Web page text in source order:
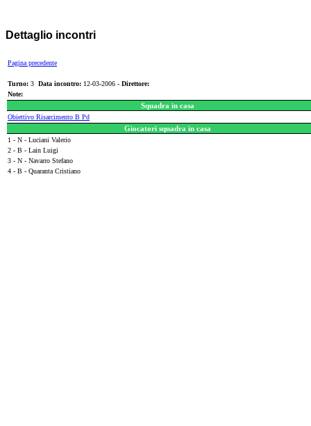
Dettaglio incontri
Pagina precedente
Turno: 3 Data incontro: 12-03-2006 - Direttore:
Note:
Squadra in casa
Obiettivo Risarcimento B Pd
Giocatori squadra in casa
1 - N - Luciani Valerio
2 - B - Lain Luigi
3 - N - Navarro Stefano
4 - B - Quaranta Cristiano